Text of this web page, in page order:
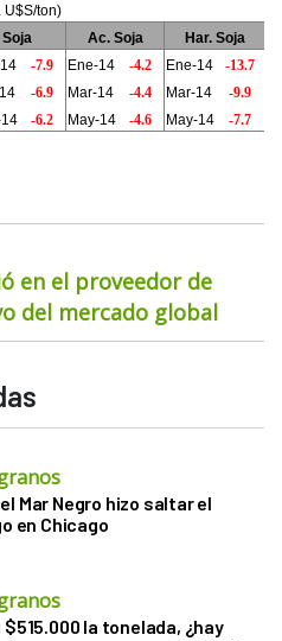
U$S/ton)
Soja Ac. Soja
Har. Soja
-7.9 Ene-14 -4.2 Ene-14
-13.7
-6.9 Mar-14 -4.4 Mar-14
-9.9
-6.2 May-14 -4.6 May-14
-7.7
en el proveedor de
del mercado global
Mar Negro hizo saltar el
en Chicago
$515.000 la tonelada, ¿hay